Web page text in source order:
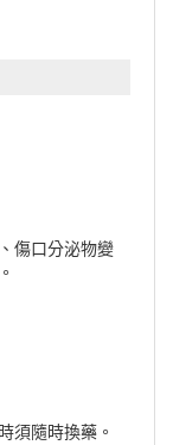
傷口分泌物變
須隨時換藥。